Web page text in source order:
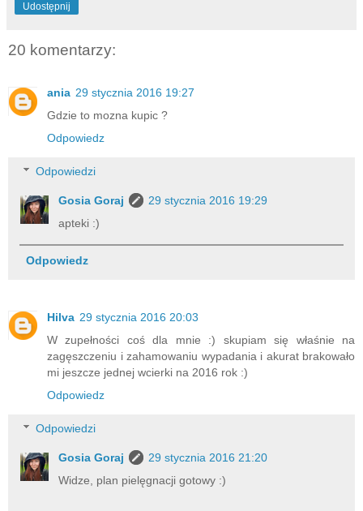
Udostępnij
20 komentarzy:
ania 29 stycznia 2016 19:27
Gdzie to mozna kupic ?
Odpowiedz
Odpowiedzi
Gosia Goraj
29 stycznia 2016 19:29
apteki :)
Odpowiedz
Hilva 29 stycznia 2016 20:03
W zupełności coś dla mnie :) skupiam się właśnie na
zagęszczeniu i zahamowaniu wypadania i akurat brakowało
mi jeszcze jednej wcierki na 2016 rok :)
Odpowiedz
Odpowiedzi
Gosia Goraj
29 stycznia 2016 21:20
Widze, plan pielęgnacji gotowy :)